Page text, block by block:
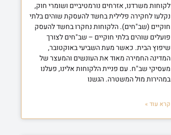
לקוחות משרדנו, אזרחים נורמטיביים ושומרי חוק,
נקלעו לחקירה פלילית בחשד להעסקת שוהים בלתי
חוקיים (שב"חים). הלקוחות נחקרו בחשד להעסק
פועלים שוהים בלתי חוקיים – שב"חים לצורך
שיפוץ הבית. כאשר מעת השביעי באוקטובר,
המדינה החמירה מאוד את העונשים והמעצר של
מעסיקי שב"ח. עם פניית הלקוחות אלינו, פעלנו
במהירות מול המשטרה. הגשנו
קרא עוד »